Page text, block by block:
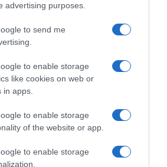
advertising purposes.
to send me
to enable storage
like cookies on web or
apps.
to enable storage
of the website or app.
to enable storage
– Το βιογραφικό του